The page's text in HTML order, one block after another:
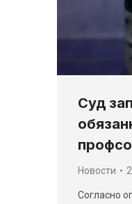
Суд
Новости
Согласно